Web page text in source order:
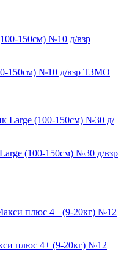
150см) №10 д/взр ТЗМО
(100-150см) №30 д/взр
плюс 4+ (9-20кг) №12